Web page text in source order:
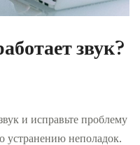
звук?
и исправьте проблему
устранению неполадок.